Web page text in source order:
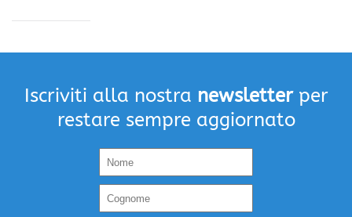
Iscriviti alla nostra newsletterper
restare sempre aggiornato